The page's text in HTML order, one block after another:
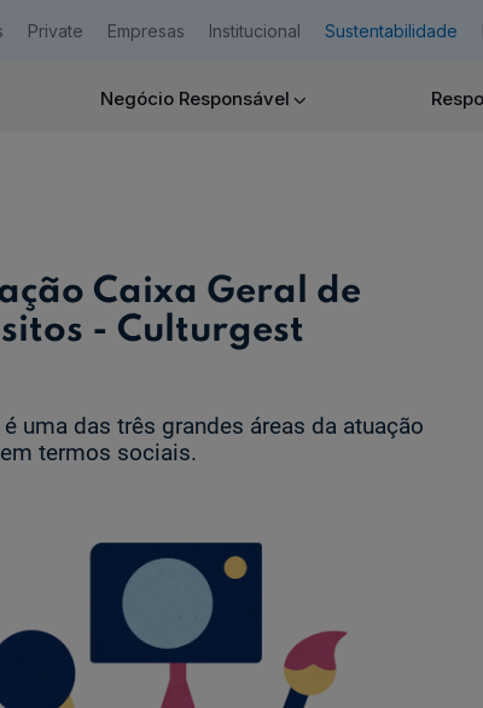
Private Empresas Institucional Sustentabilidade
App Caixadirecta
confirming
Negócio Responsável
Caixa Geral de
- Culturgest
é uma das três grandes áreas da atuação
termos sociais.